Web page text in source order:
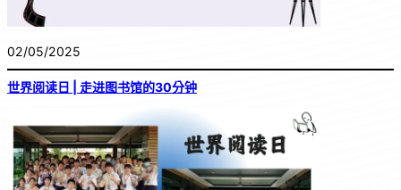
02/05/2025
世界阅读日 | 走进图书馆的30分钟